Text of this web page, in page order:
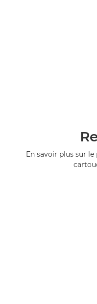
En savoir plus sur